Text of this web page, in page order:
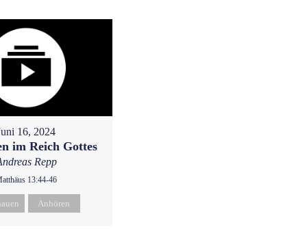
16, 2024
im Reich Gottes
Repp
13:44-46
Anhören